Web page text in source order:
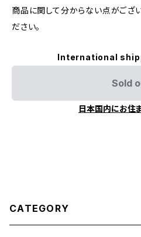
商品に関して分からない点がござ
ださい。
International
Sold
日本国内にお住
CATEGORY